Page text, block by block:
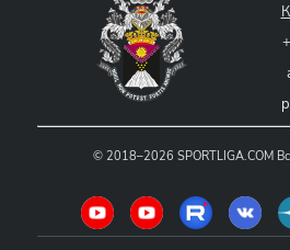
© 2018–2026 SPORTLIGA.COM